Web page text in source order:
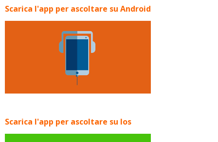
Scarica l'app per ascoltare su Android
Scarica l'app per ascoltare su Ios